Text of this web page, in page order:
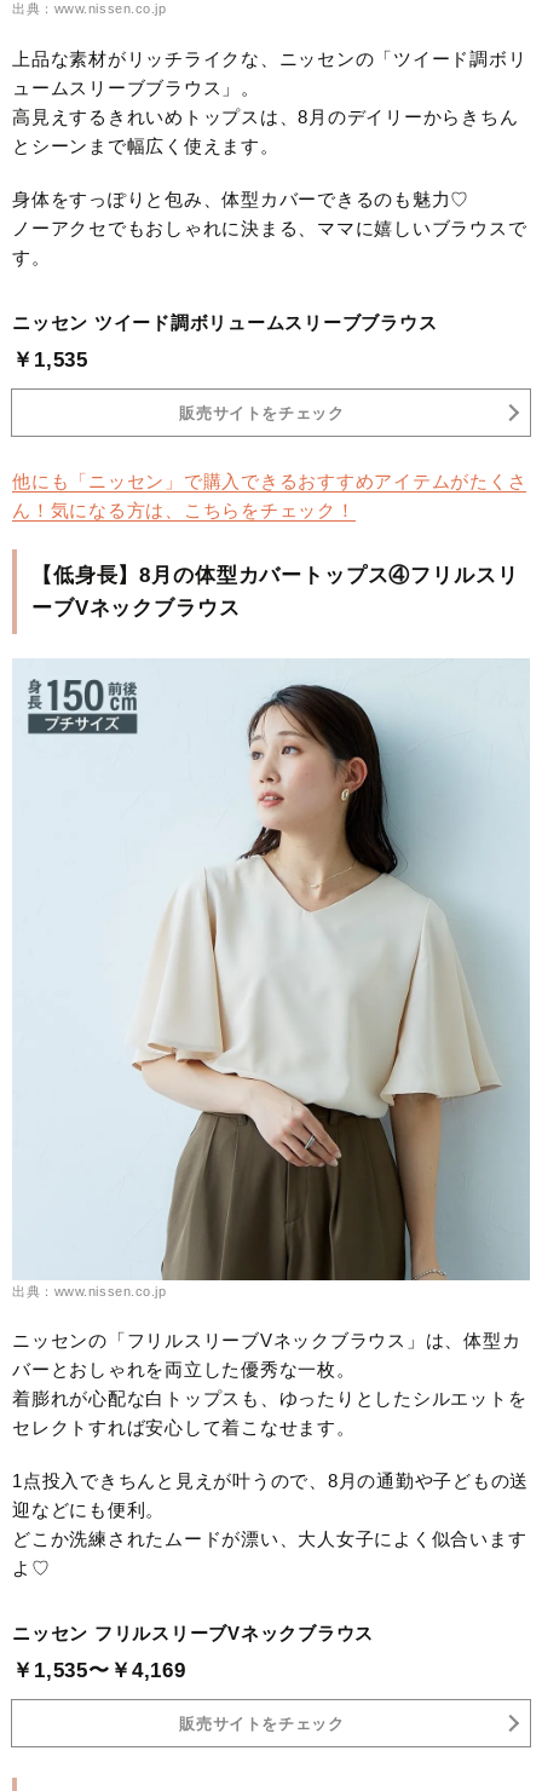
出典：www.nissen.co.jp
上品な素材がリッチライクな、ニッセンの「ツイード調ボリ
ュームスリーブブラウス」。
高見えするきれいめトップスは、8月のデイリーからきちん
とシーンまで幅広く使えます。
身体をすっぽりと包み、体型カバーできるのも魅力♡
ノーアクセでもおしゃれに決まる、ママに嬉しいブラウスで
す。
ニッセン ツイード調ボリュームスリーブブラウス
￥1,535
販売サイトをチェック
他にも「ニッセン」で購入できるおすすめアイテムがたくさ
ん！気になる方は、こちらをチェック！
【低身長】8月の体型カバートップス④フリルスリ
ーブVネックブラウス
出典：www.nissen.co.jp
ニッセンの「フリルスリーブVネックブラウス」は、体型カ
バーとおしゃれを両立した優秀な一枚。
着膨れが心配な白トップスも、ゆったりとしたシルエットを
セレクトすれば安心して着こなせます。
1点投入できちんと見えが叶うので、8月の通勤や子どもの送
迎などにも便利。
どこか洗練されたムードが漂い、大人女子によく似合います
よ♡
ニッセン フリルスリーブVネックブラウス
￥1,535〜￥4,169
販売サイトをチェック